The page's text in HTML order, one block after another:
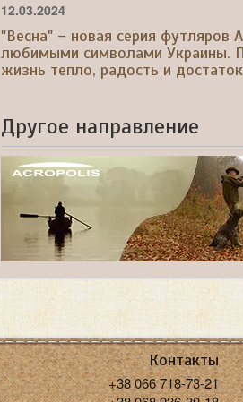
12.03.2024
"Весна" – новая серия футляров
любимыми символами Украины.
жизнь тепло, радость и
Другое направление
Контакты
+38 066 718-73-21